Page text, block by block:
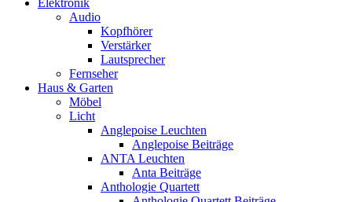
Audio
Kopfhörer
Verstärker
Lautsprecher
Fernseher
Haus & Garten
Möbel
Licht
Anglepoise Leuchten
Anglepoise Beiträge
ANTA Leuchten
Anta Beiträge
Anthologie Quartett